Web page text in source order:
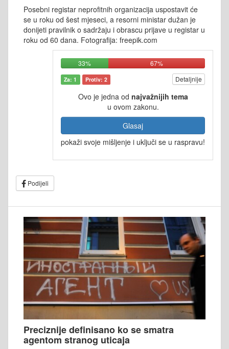
Posebni registar neprofitnih organizacija uspostavit će
se u roku od šest mjeseci, a resorni ministar dužan je
donijeti pravilnik o sadržaju i obrascu prijave u registar u
roku od 60 dana. Fotografija: freepik.com
33% 67%
Za: 1 Protiv: 2 Detaljnije
Ovo je jedna od najvažnijih tema
u ovom zakonu.
Glasaj
pokaži svoje mišljenje i uključi se u raspravu!
Podijeli
Preciznije definisano ko se smatra
agentom stranog uticaja